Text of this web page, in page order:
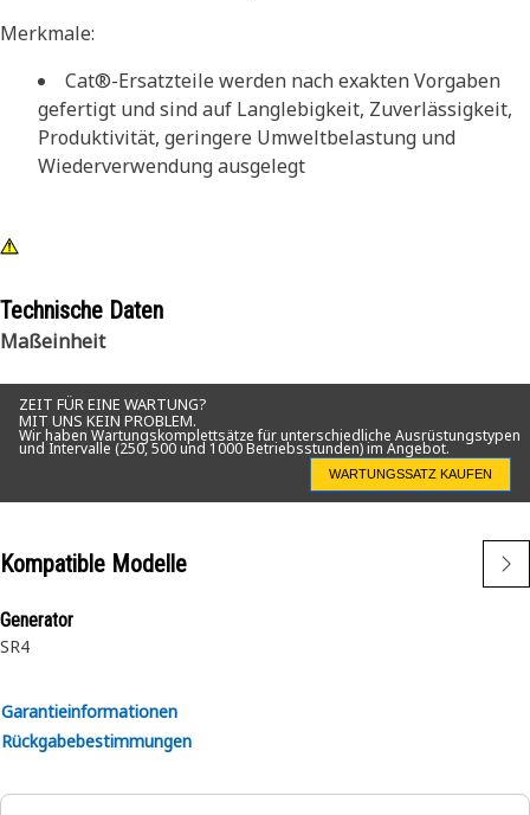
Merkmale:
Cat®-Ersatzteile werden nach exakten Vorgaben
gefertigt und sind auf Langlebigkeit, Zuverlässigkeit,
Produktivität, geringere Umweltbelastung und
Wiederverwendung ausgelegt
Technische Daten
Maßeinheit
ZEIT FÜR EINE WARTUNG?
MIT UNS KEIN PROBLEM.
Wir haben Wartungskomplettsätze für unterschiedliche Ausrüstungstypen
und Intervalle (250, 500 und 1000 Betriebsstunden) im Angebot.
WARTUNGSSATZ KAUFEN
Kompatible Modelle
Generator
SR4
Garantieinformationen
Rückgabebestimmungen